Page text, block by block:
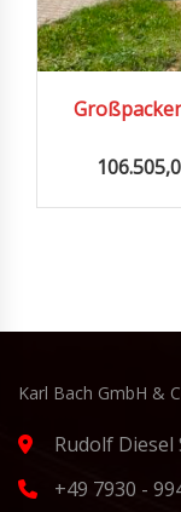
Karl Bach GmbH &
Rudolf
+49 7930 -